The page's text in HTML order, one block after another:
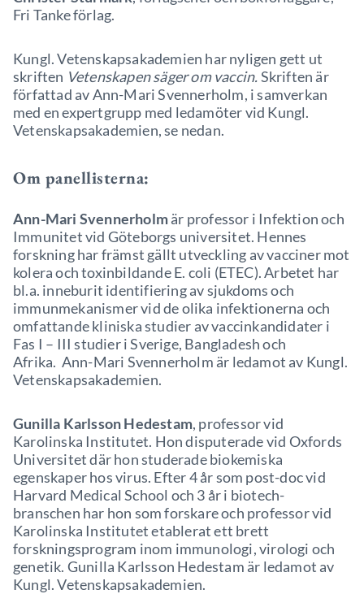
Fri Tanke förlag.
Kungl. Vetenskapsakademien har nyligen gett ut
skriften Vetenskapen säger om vaccin.Skriften är
författad av Ann-Mari Svennerholm, i samverkan
med en expertgrupp med ledamöter vid Kungl.
Vetenskapsakademien, se nedan.
Om panellisterna:
Ann-Mari Svennerholmär professor i Infektion och
Immunitet vid Göteborgs universitet. Hennes
forskning har främst gällt utveckling av vacciner mot
kolera och toxinbildande E. coli (ETEC). Arbetet har
bl.a. inneburit identifiering av sjukdoms och
immunmekanismer vid de olika infektionerna och
omfattande kliniska studier av vaccinkandidater i
Fas I – III studier i Sverige, Bangladesh och
Afrika. Ann-Mari Svennerholm är ledamot av Kungl.
Vetenskapsakademien.
Gunilla Karlsson Hedestam, professor vid
Karolinska Institutet. Hon disputerade vid Oxfords
Universitet där hon studerade biokemiska
egenskaper hos virus. Efter 4 år som post-doc vid
Harvard Medical School och 3 år i biotech-
branschen har hon som forskare och professor vid
Karolinska Institutet etablerat ett brett
forskningsprogram inom immunologi, virologi och
genetik. Gunilla Karlsson Hedestam är ledamot av
Kungl. Vetenskapsakademien.